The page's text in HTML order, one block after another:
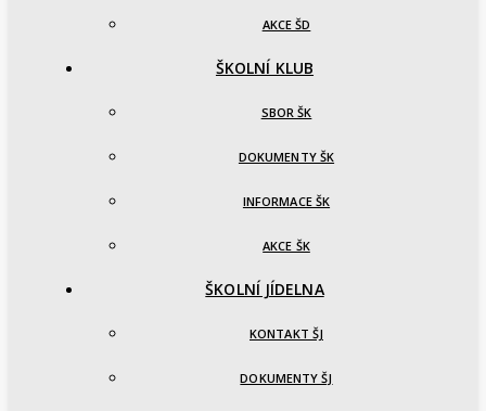
AKCE ŠD
ŠKOLNÍ KLUB
SBOR ŠK
DOKUMENTY ŠK
INFORMACE ŠK
AKCE ŠK
ŠKOLNÍ JÍDELNA
KONTAKT ŠJ
DOKUMENTY ŠJ